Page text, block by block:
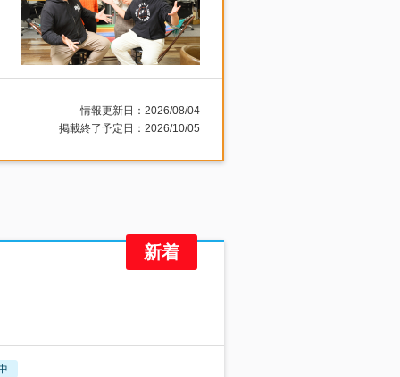
情報更新日：2026/08/04
掲載終了予定日：2026/10/05